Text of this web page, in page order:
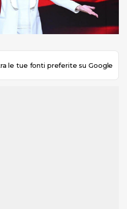
le tue fonti preferite su Google